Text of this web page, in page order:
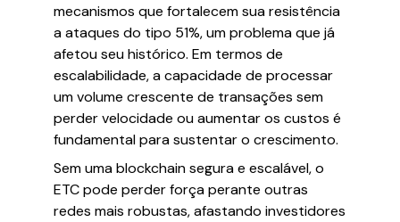
mecanismos que fortalecem sua resistência
a ataques do tipo 51%, um problema que já
afetou seu histórico. Em termos de
escalabilidade, a capacidade de processar
um volume crescente de transações sem
perder velocidade ou aumentar os custos é
fundamental para sustentar o crescimento.
Sem uma blockchain segura e escalável, o
ETC pode perder força perante outras
redes mais robustas, afastando investidores